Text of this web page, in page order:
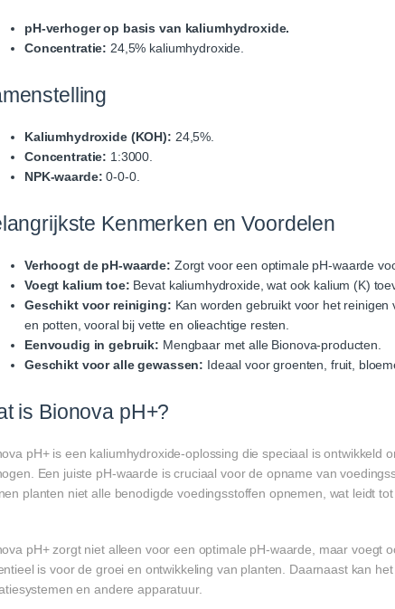
pH-verhoger op basis van kaliumhydroxide.
Concentratie: 24,5% kaliumhydroxide.
Kaliumhydroxide (KOH): 24,5%.
Concentratie: 1:3000.
NPK-waarde: 0-0-0.
Kenmerken en Voordelen
Verhoogt de pH-waarde: Zorgt voor een optimale pH-waarde
Voegt kalium toe: Bevat kaliumhydroxide, wat ook kalium (K)
Geschikt voor reiniging: Kan worden gebruikt voor het
en potten, vooral bij vette en olieachtige resten.
Eenvoudig in gebruik: Mengbaar met alle Bionova-producten.
Geschikt voor alle gewassen: Ideaal voor groenten, fruit,
is Bionova pH+?
pH+ is een kaliumhydroxide-oplossing die speciaal is ontwikkeld
Een juiste pH-waarde is cruciaal voor de opname van
planten niet alle benodigde voedingsstoffen opnemen, wat leidt
pH+ zorgt niet alleen voor een optimale pH-waarde, maar voegt
is voor de groei en ontwikkeling van planten. Daarnaast kan
en andere apparatuur.